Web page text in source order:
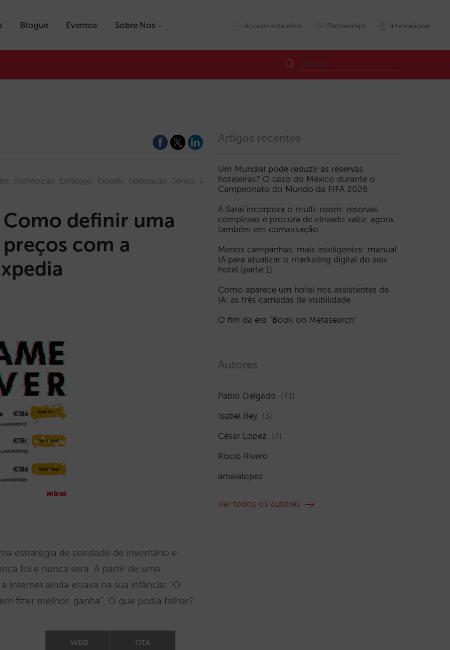
Blogue Eventos Sobre Nos Acceso hoteleiros Partnerships International
Distribuição Estrategia Expedia Fidelização Genius Inventario Merchant Metasearch OTA Paridade
definir uma
com a
estratégia de paridade de inventário e
foi e nunca será. A partir de uma
Internet ainda estava na sua infância: “O
fizer melhor, ganha”. O que podia falhar?
Artigos recentes
Um Mundial pode reduzir as reservas
hoteleiras? O caso do México durante o
Campeonato do Mundo da FIFA 2026
A Sarai incorpora o multi-room: reservas
complexas e procura de elevado valor, agora
também em conversação
Menos campanhas, mais inteligentes: manual
IA para atualizar o marketing digital do seu
hotel (parte 1)
Como aparece um hotel nos assistentes de
IA: as três camadas de visibilidade
O fim da era “Book on Metasearch”
Autores
Pablo Delgado (41)
Isabel Rey (3)
César López (4)
Rocío Rivero
amaialopez
Ver todos os autores